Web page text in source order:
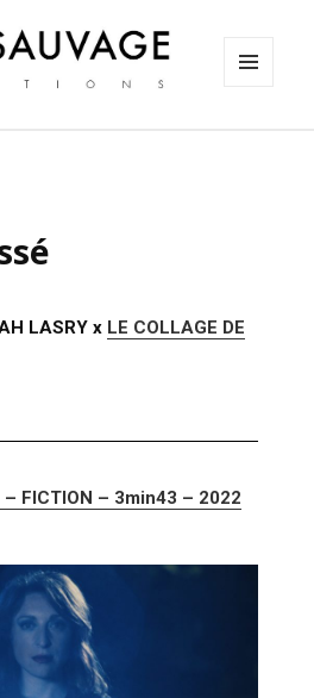
LASRY x LE COLLAGE DE
– FICTION – 3min43 – 2022